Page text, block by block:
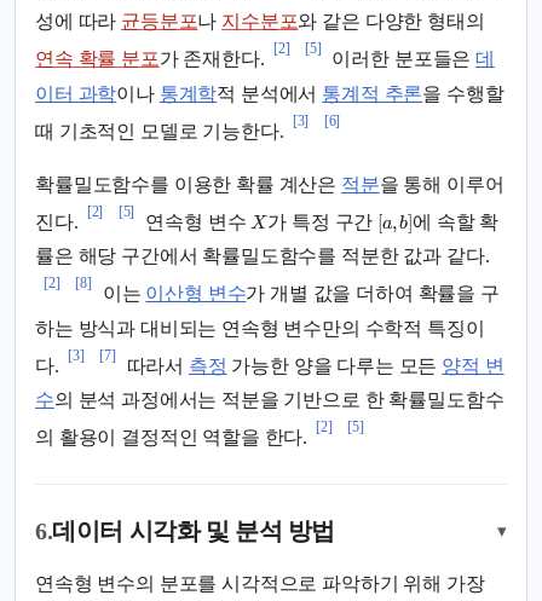
성에 따라 균등분포나 지수분포와 같은 다양한 형태의
연속 확률 분포가 존재한다.
[2] [5]
이러한 분포들은데
이터 과학이나 통계학적 분석에서 통계적 추론을 수행할
때 기초적인 모델로 기능한다.
[3] [6]
확률밀도함수를 이용한 확률 계산은 적분을 통해 이루어
진다.
[2] [5]
연속형 변수 X가 특정 구간 [a,b]에 속할 확
률은 해당 구간에서 확률밀도함수를 적분한 값과 같다.
[2] [8]
이는 이산형 변수가 개별 값을 더하여 확률을 구
하는 방식과 대비되는 연속형 변수만의 수학적 특징이
다.
[3] [7]
따라서 측정 가능한 양을 다루는 모든 양적 변
수의 분석 과정에서는 적분을 기반으로 한 확률밀도함수
의 활용이 결정적인 역할을 한다.
[2] [5]
6.데이터 시각화 및 분석 방법 ▾
연속형 변수의 분포를 시각적으로 파악하기 위해 가장